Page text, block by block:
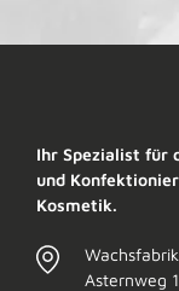
Ihr Spezialist für
und
Kosmetik.
Asternweg